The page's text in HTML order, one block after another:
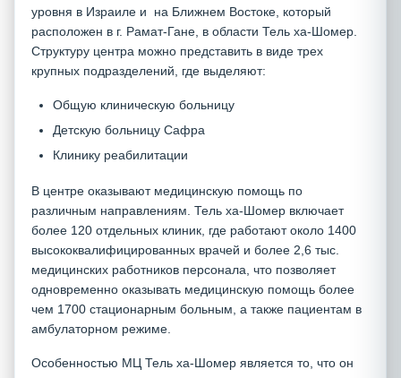
уровня в Израиле и на Ближнем Востоке, который
расположен в г. Рамат-Гане, в области Тель ха-Шомер.
Структуру центра можно представить в виде трех
крупных подразделений, где выделяют:
Общую клиническую больницу
Детскую больницу Сафра
Клинику реабилитации
В центре оказывают медицинскую помощь по
различным направлениям. Тель ха-Шомер включает
более 120 отдельных клиник, где работают около 1400
высококвалифицированных врачей и более 2,6 тыс.
медицинских работников персонала, что позволяет
одновременно оказывать медицинскую помощь более
чем 1700 стационарным больным, а также пациентам в
амбулаторном режиме.
Особенностью МЦ Тель ха-Шомер является то, что он